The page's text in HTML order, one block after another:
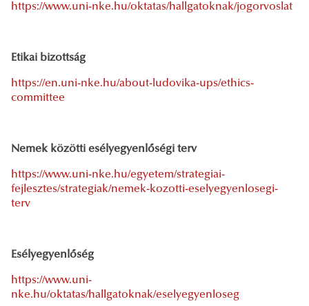
https://www.uni-nke.hu/oktatas/hallgatoknak/jogorvoslat
Etikai bizottság
https://en.uni-nke.hu/about-ludovika-ups/ethics-
committee
Nemek közötti esélyegyenlőségi terv
https://www.uni-nke.hu/egyetem/strategiai-
fejlesztes/strategiak/nemek-kozotti-eselyegyenlosegi-
terv
Esélyegyenlőség
https://www.uni-
nke.hu/oktatas/hallgatoknak/eselyegyenloseg